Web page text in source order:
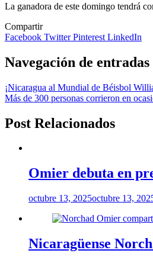
La ganadora de este domingo tendrá
Compartir
Facebook TwitterPinterest LinkedIn
Navegación de entradas
¡Nicaragua al Mundial de Béisbol
Más de 300 personas corrieron en
Post Relacionados
Omier debuta en
octubre 13, 2025octubre 13,
Nicaragüense